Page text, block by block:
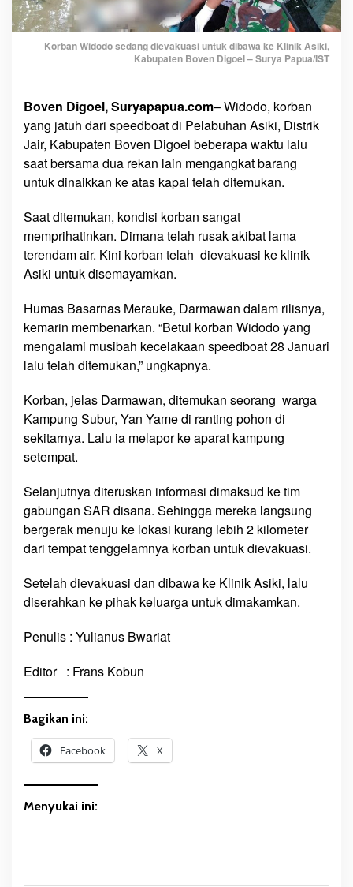
g
a
h
D
a
r
e
a
d
b
a
t
D
i
e
m
u
n
,
K
n
i
s
T
b
a
Korban Widodo sedang dievakuasi untuk dibawa ke Klinik Asiki,
Kabupaten Boven Digoel – Surya Papua/IST
Boven Digoel, Suryapapua.com– Widodo, korban
yang jatuh dari speedboat di Pelabuhan Asiki, Distrik
Jair, Kabupaten Boven Digoel beberapa waktu lalu
saat bersama dua rekan lain mengangkat barang
untuk dinaikkan ke atas kapal telah ditemukan.
Saat ditemukan, kondisi korban sangat
memprihatinkan. Dimana telah rusak akibat lama
terendam air. Kini korban telah dievakuasi ke klinik
Asiki untuk disemayamkan.
Humas Basarnas Merauke, Darmawan dalam rilisnya,
kemarin membenarkan. “Betul korban Widodo yang
mengalami musibah kecelakaan speedboat 28 Januari
lalu telah ditemukan,” ungkapnya.
Korban, jelas Darmawan, ditemukan seorang warga
Kampung Subur, Yan Yame di ranting pohon di
sekitarnya. Lalu ia melapor ke aparat kampung
setempat.
Selanjutnya diteruskan informasi dimaksud ke tim
gabungan SAR disana. Sehingga mereka langsung
bergerak menuju ke lokasi kurang lebih 2 kilometer
dari tempat tenggelamnya korban untuk dievakuasi.
Setelah dievakuasi dan dibawa ke Klinik Asiki, lalu
diserahkan ke pihak keluarga untuk dimakamkan.
Penulis : Yulianus Bwariat
Editor : Frans Kobun
Bagikan ini:
Facebook X
Menyukai ini: